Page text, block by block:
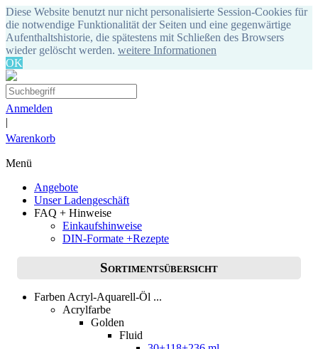
Diese Website benutzt nur nicht personalisierte Session-Cookies für
die notwendige Funktionalität der Seiten und eine gegenwärtige
Aufenthaltshistorie, die spätestens mit Schließen des Browsers
wieder gelöscht werden. weitere Informationen
OK
Anmelden
|
Warenkorb
Menü
Angebote
Unser Ladengeschäft
FAQ + Hinweise
Einkaufshinweise
DIN-Formate +Rezepte
Sortimentsübersicht
Farben Acryl-Aquarell-Öl ...
Acrylfarbe
Golden
Fluid